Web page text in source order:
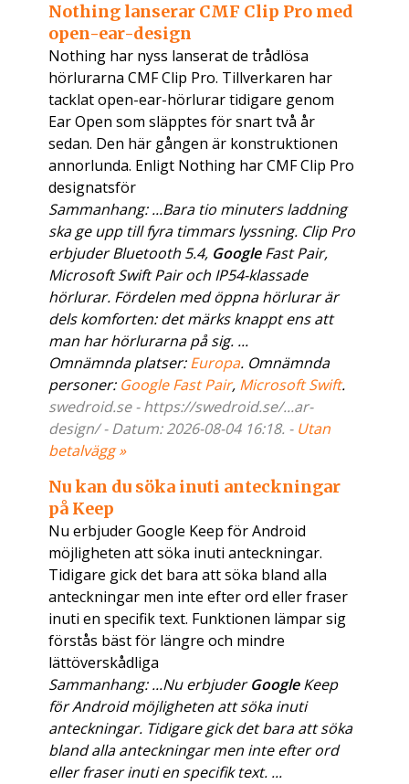
Nothing lanserar CMF Clip Pro med
open-ear-design
Nothing har nyss lanserat de trådlösa
hörlurarna CMF Clip Pro. Tillverkaren har
tacklat open-ear-hörlurar tidigare genom
Ear Open som släpptes för snart två år
sedan. Den här gången är konstruktionen
annorlunda. Enligt Nothing har CMF Clip Pro
designatsför
Sammanhang: ...Bara tio minuters laddning
ska ge upp till fyra timmars lyssning. Clip Pro
erbjuder Bluetooth 5.4, GoogleFast Pair,
Microsoft Swift Pair och IP54-klassade
hörlurar. Fördelen med öppna hörlurar är
dels komforten: det märks knappt ens att
man har hörlurarna på sig. ...
Omnämnda platser:Europa. Omnämnda
personer: Google Fast Pair, Microsoft Swift.
swedroid.se - https://swedroid.se/...ar-
design/ - Datum: 2026-08-04 16:18. - Utan
betalvägg »
Nu kan du söka inuti anteckningar
på Keep
Nu erbjuder Google Keep för Android
möjligheten att söka inuti anteckningar.
Tidigare gick det bara att söka bland alla
anteckningar men inte efter ord eller fraser
inuti en specifik text. Funktionen lämpar sig
förstås bäst för längre och mindre
lättöverskådliga
Sammanhang: ...Nu erbjuderGoogleKeep
för Android möjligheten att söka inuti
anteckningar. Tidigare gick det bara att söka
bland alla anteckningar men inte efter ord
eller fraser inuti en specifik text. ...